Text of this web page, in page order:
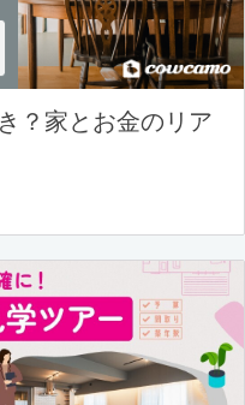
？家とお金のリア